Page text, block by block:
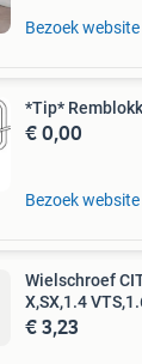
Bezoek website
*Tip*
€ 0,00
Bezoek website
Wielschroef
X,SX,1.4
€ 3,23